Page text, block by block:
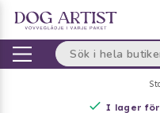
I lager för